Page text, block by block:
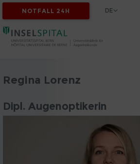
NOTFALL 24H DE
Regina Lorenz
Dipl. Augenoptikerin